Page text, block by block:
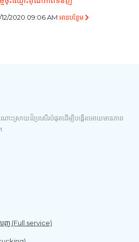
2020 09:06 AM អាន​បន្ថែម
ោះស្រាយដ៏ប្រសើរបំផុតដើម្បីបង្កើតអោយមានភាព
េញ (Full service)